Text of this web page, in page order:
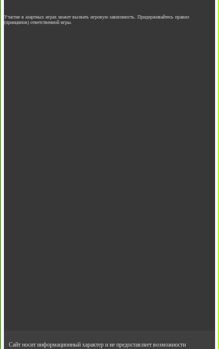
Участие в азартных играх может вызвать игровую зависимость. Придерживайтесь правил
(принципов) ответственной игры.
Сайт носит информационный характер и не предоставляет возможности